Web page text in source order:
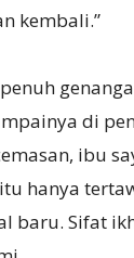
kembali.”
di
ibu
hanya
baru. Sifat